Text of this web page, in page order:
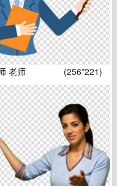
老师 (256*221)